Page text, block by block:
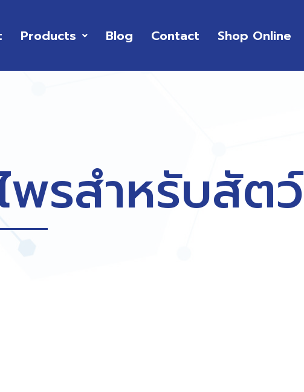
Products Blog Contact Shop Online
รสำหรับสัตว์